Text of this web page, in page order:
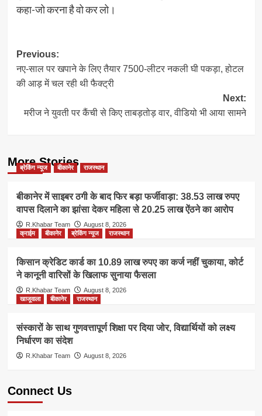
कहा-जो करना है वो कर लो।
Post
navigation
Previous:
नए-साल पर खपाने के लिए तैयार 7500-लीटर नकली घी पकड़ा, होटल
की आड़ में चल रही थी फैक्ट्री
Next:
मरीज ने युवती पर कैंची से किए ताबड़तोड़ वार, वीडियो भी आया सामने
More Stories
ब्रेकिंग न्यूज बीकानेर राजस्थान
बीकानेर में साइबर ठगी के बाद फिर बड़ा फर्जीवाड़ा: 38.53 लाख रुपए
वापस दिलाने का झांसा देकर महिला से 20.25 लाख ऐंठने का आरोप
R.Khabar Team
August 8, 2026
क्राईम
बीकानेर ब्रेकिंग न्यूज राजस्थान
किसान क्रेडिट कार्ड का 10.89 लाख रुपए का कर्ज नहीं चुकाया, कोर्ट
ने कानूनी वारिसों के खिलाफ सुनाया फैसला
R.Khabar Team
August 8, 2026
खाजूवाला
बीकानेर राजस्थान
संस्कारों के साथ गुणवत्तापूर्ण शिक्षा पर दिया जोर, विद्यार्थियों को लक्ष्य
निर्धारण का संदेश
R.Khabar Team August 8, 2026
Connect Us